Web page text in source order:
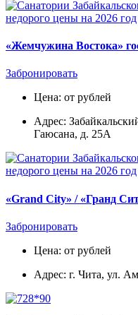
«Жемчужина Востока»
Забронировать
Цена: от рублей
Адрес:
Гаюсана, д. 25А
«Grand City» / «Гранд
Забронировать
Цена: от рублей
Адрес: г. Чита, ул.